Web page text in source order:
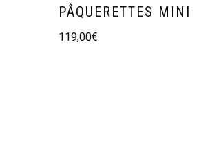
PÂQUERETTES MINI
119,00€